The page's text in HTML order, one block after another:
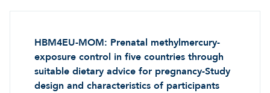
HBM4EU-MOM: Prenatal methylmercury-
exposure control in five countries through
suitable dietary advice for pregnancy-Study
design and characteristics of participants